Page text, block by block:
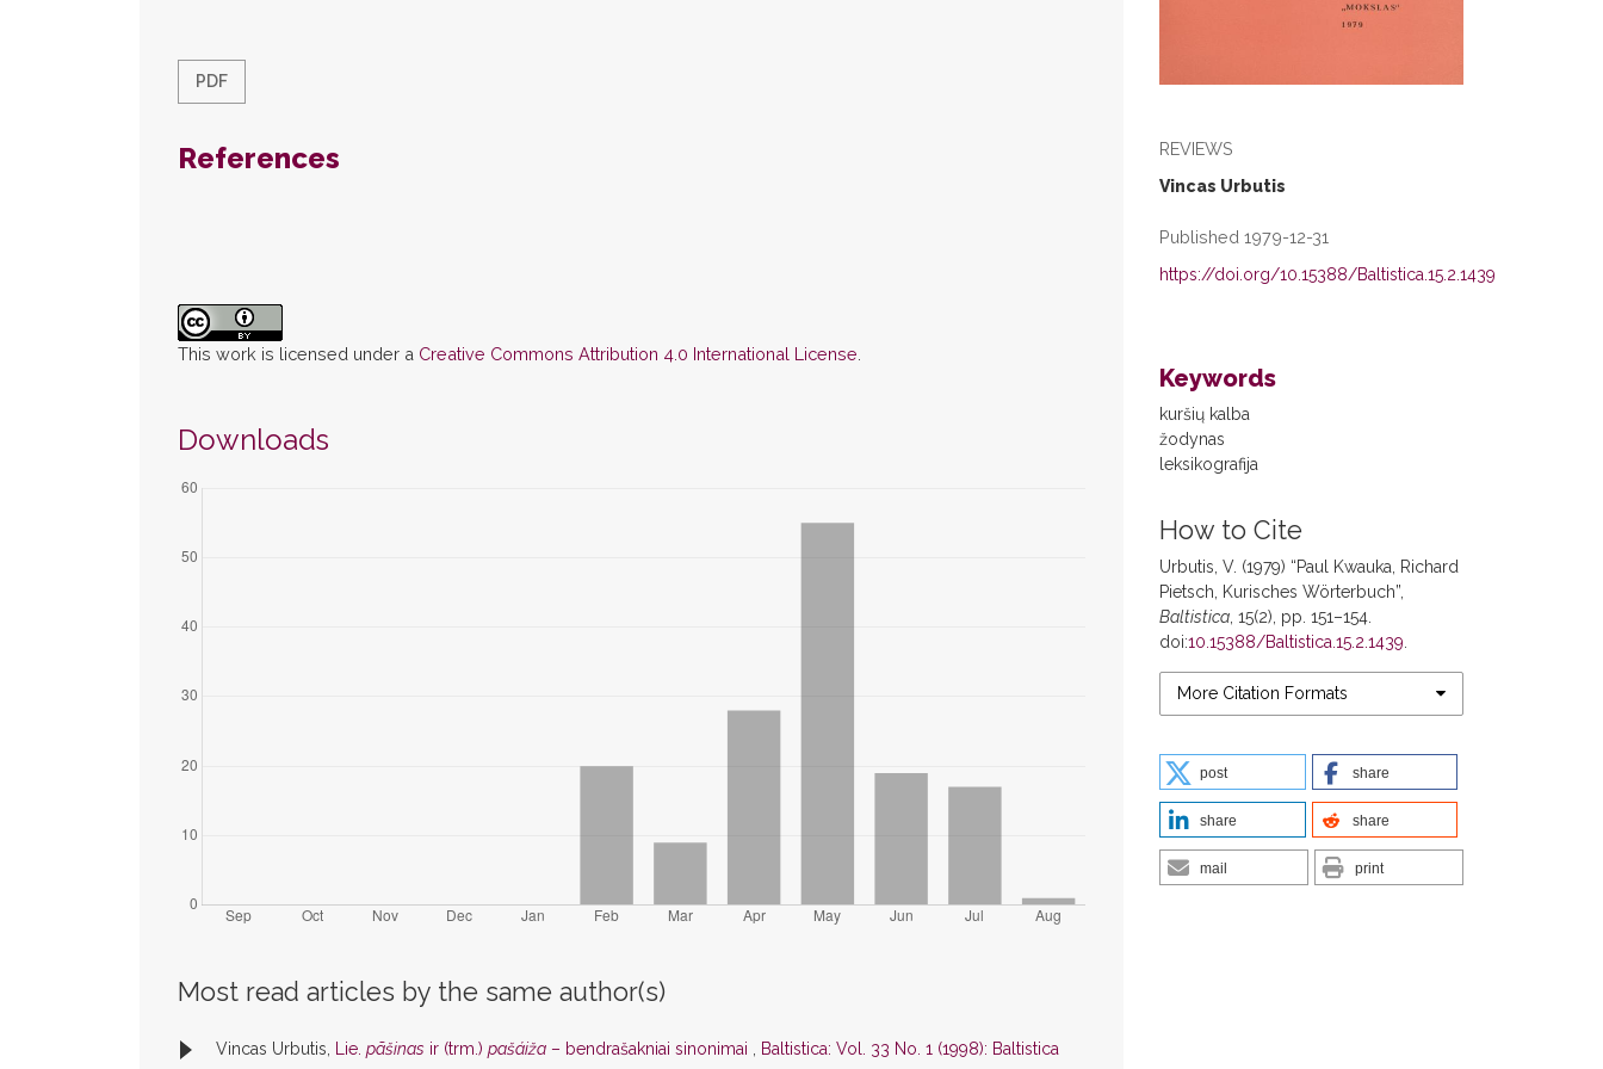
REVIEWS
Vincas Urbutis
Published 1979-12-31
https://doi.org/10.15388/Baltistica.15.2.1439
Keywords
kuršių kalba
žodynas
leksikografija
How to Cite
Urbutis, V. (1979) “Paul Kwauka, Richard
Pietsch, Kurisches Wörterbuch”,
Baltistica , 15(2), pp. 151–154.
doi:10.15388/Baltistica.15.2.1439
More Citation Formats
post share
share share
mail print
PDF
References
This work is licensed under a Creative Commons Attribution 4.0 International License
Downloads
Most read articles by the same author(s)
Vincas Urbutis, Lie. pãšinas ir (trm.) pašáiža – bendrašakniai sinonimai , Baltistica: Vol. 33 No. 1 (1998): Baltistica